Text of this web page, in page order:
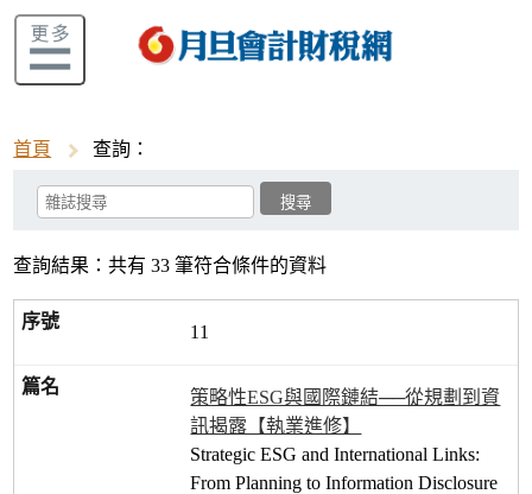
首頁 查詢：
查詢結果：共有 33 筆符合條件的資料
11
策略性ESG與國際鏈結──從規劃到資
訊揭露【執業進修】
Strategic ESG and International Links:
From Planning to Information Disclosure